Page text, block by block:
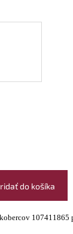
do košíka
107411865